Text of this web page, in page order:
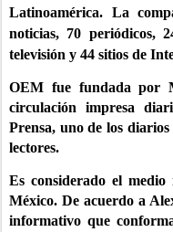
Latinoamérica. La
noticias, 70 periódicos,
televisión y 44 sitios de
OEM fue fundada por
circulación impresa
Prensa, uno de los
lectores.
Es considerado el
México. De acuerdo a
informativo que